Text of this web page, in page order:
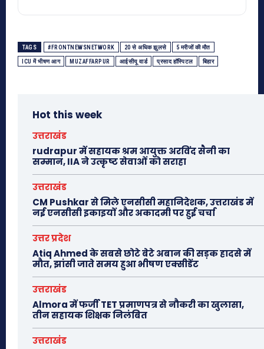
TAGS #FRONTNEWSNETWORK 20 से अधिक झुलसे 5 मरीजों की मौत
ICU में भीषण आग MUZAFFARPUR आईसीयू वार्ड प्रसाद हॉस्पिटल बिहार
Hot this week
उत्तराखंड
rudrapur में सहायक श्रम आयुक्त अरविंद सैनी का
सम्मान, IIA ने उत्कृष्ट सेवाओं को सराहा
उत्तराखंड
CM Pushkar से मिले एनसीसी महानिदेशक, उत्तराखंड में
नई एनसीसी इकाइयों और अकादमी पर हुई चर्चा
उत्तर प्रदेश
Atiq Ahmed के सबसे छोटे बेटे अबान की सड़क हादसे में
मौत, झांसी जाते समय हुआ भीषण एक्सीडेंट
उत्तराखंड
Almora में फर्जी TET प्रमाणपत्र से नौकरी का खुलासा,
तीन सहायक शिक्षक निलंबित
उत्तराखंड